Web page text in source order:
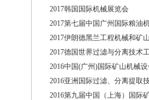
2017韩国国际机械展览会
2017第七届中国广州国际粮油
2017伊朗德黑兰工程机械和矿
2017德国世界过滤与分离技术
2016中国(广州)国际矿山机械
2016亚洲国际过滤、分离提取
2016第九届中国（上海）国际